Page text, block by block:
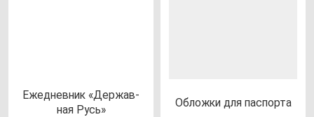
Ежед­нев­ник «Дер­жав­
ная Русь»
Облож­ки для пас­пор­та